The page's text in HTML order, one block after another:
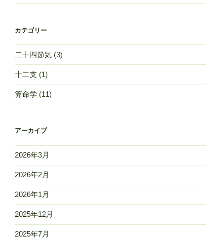
カテゴリー
二十四節気 (3)
十二支 (1)
算命学 (11)
アーカイブ
2026年3月
2026年2月
2026年1月
2025年12月
2025年7月